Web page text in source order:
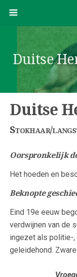
Duitse
Duitse
Stokhaar/
Oorspronkelijk
Het hoeden en
Beknopte
Eind 19e eeuw
verdwijnen van de
ingezet als politie-,
geleidehond.